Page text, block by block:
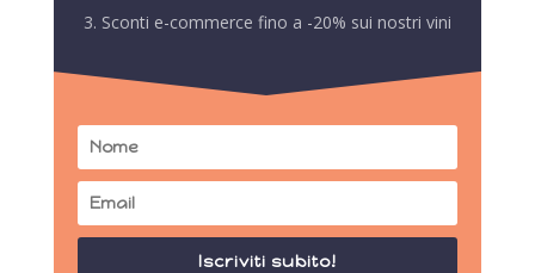
3. Sconti e-commerce fino a -20% sui nostri vini
Iscriviti subito!